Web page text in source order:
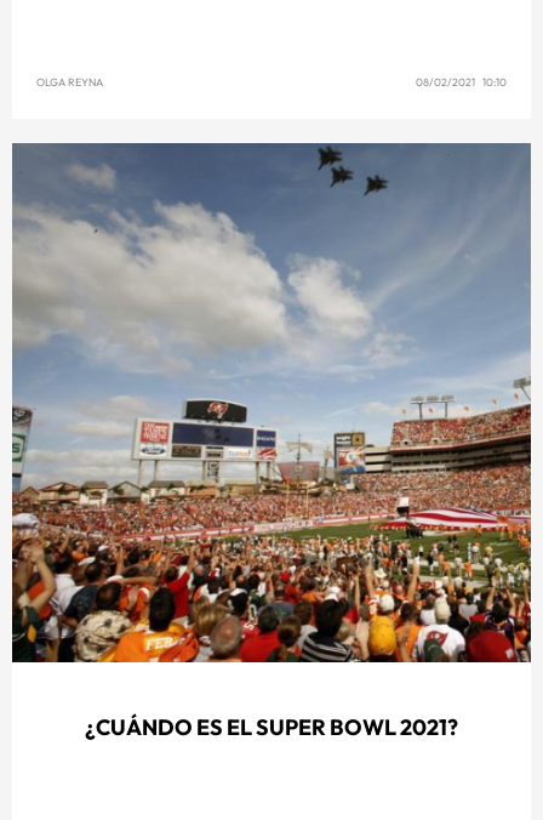
OLGA REYNA 08/02/2021 10:10
¿CUÁNDO ES EL SUPER BOWL 2021?